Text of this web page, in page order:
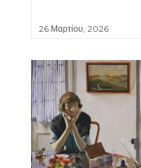
26 Μαρτίου, 2026